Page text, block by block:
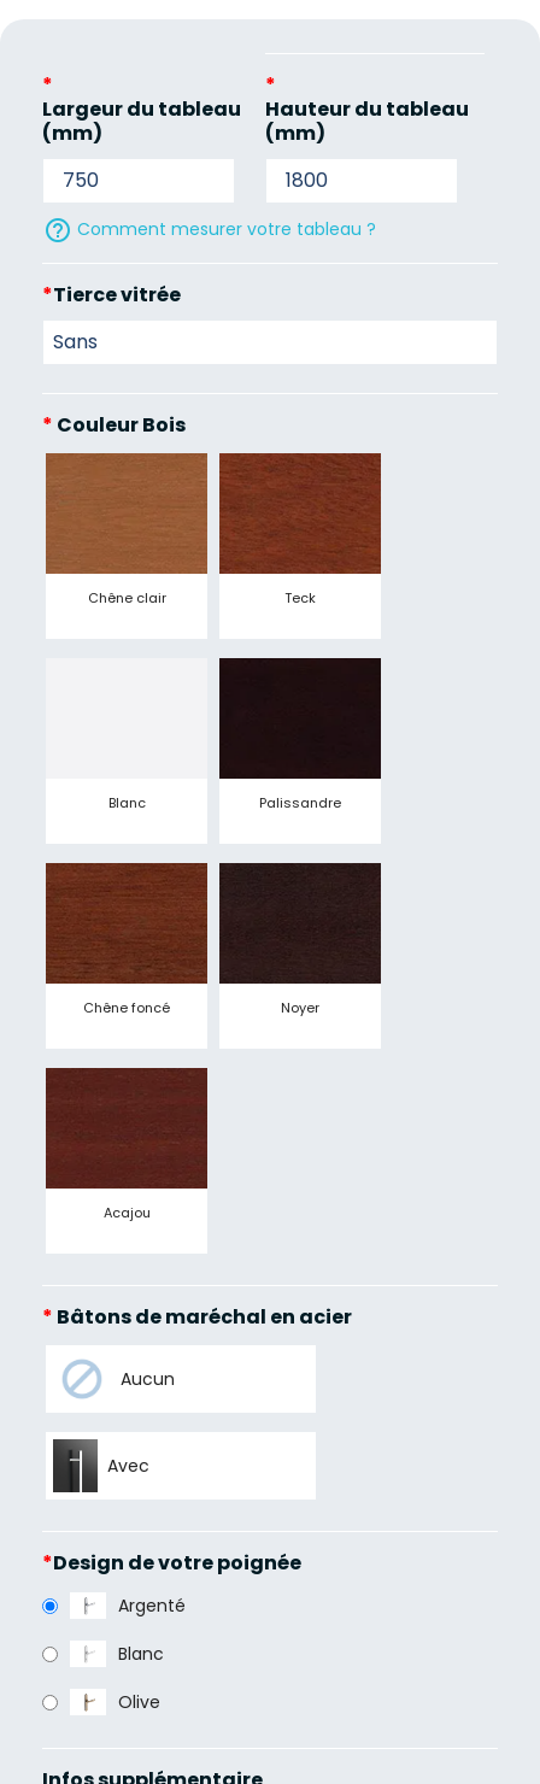
*
Largeur du tableau
(mm)
*
Hauteur du tableau
(mm)
help_outline Comment mesurer votre tableau ?
*Tierce vitrée
* Couleur Bois
Chêne clair Teck
Blanc Palissandre
Chêne foncé Noyer
Acajou
* Bâtons de maréchal en acier
Aucun
Avec
*Design de votre poignée
Argenté
Blanc
Olive